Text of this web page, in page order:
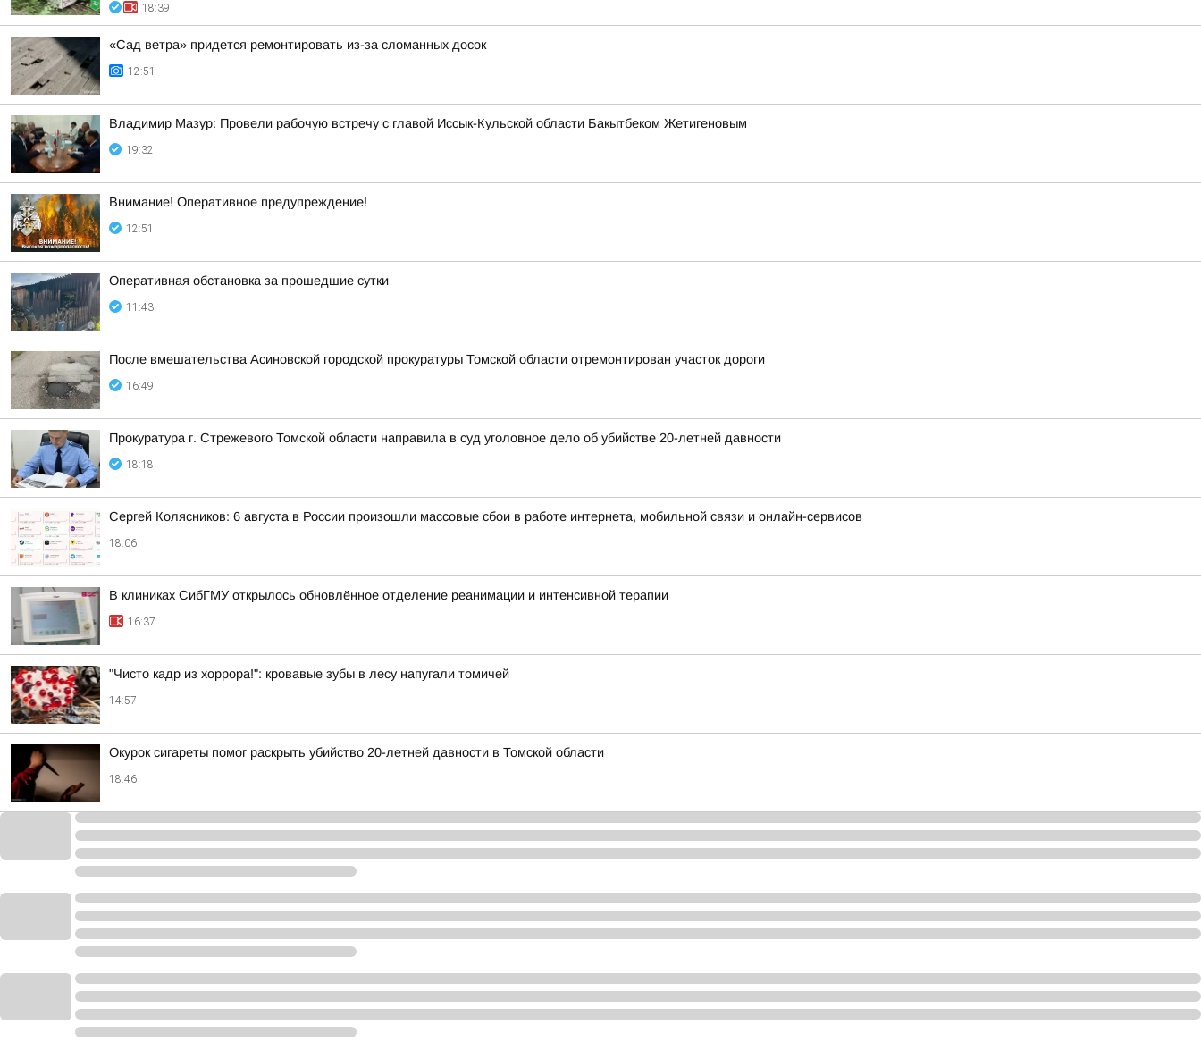
18:39
«Сад ветра» придется ремонтировать из-за сломанных досок
12:51
Владимир Мазур: Провели рабочую встречу с главой Иссык-Кульской области Бакытбеком Жетигеновым
19:32
Внимание! Оперативное предупреждение!
12:51
Оперативная обстановка за прошедшие сутки
11:43
После вмешательства Асиновской городской прокуратуры Томской области отремонтирован участок дороги
16:49
Прокуратура г. Стрежевого Томской области направила в суд уголовное дело об убийстве 20-летней давности
18:18
Сергей Колясников: 6 августа в России произошли массовые сбои в работе интернета, мобильной связи и онлайн-сервисов
18:06
В клиниках СибГМУ открылось обновлённое отделение реанимации и интенсивной терапии
16:37
"Чисто кадр из хоррора!": кровавые зубы в лесу напугали томичей
14:57
Окурок сигареты помог раскрыть убийство 20-летней давности в Томской области
18:46